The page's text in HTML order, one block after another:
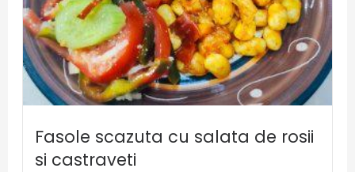
Fasole scazuta cu salata de rosii
si castraveti